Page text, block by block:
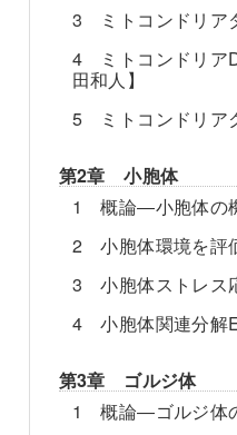
3 ミトコンドリア
4 ミトコンドリア
田和人】
5 ミトコンドリア
第2章 小胞体
1 概論―小胞体の
2 小胞体環境を評
3 小胞体ストレス
4 小胞体関連分解
第3章 ゴルジ体
1 概論―ゴルジ体の